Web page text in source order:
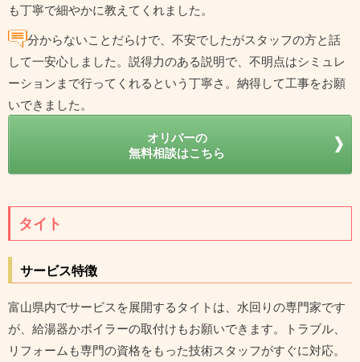
も丁寧で細やかに教えてくれました。
分からないことだらけで、不安でしたがスタッフの方と話
して一安心しました。説得力のある説明で、不明点はシミュレ
ーションまで行ってくれるという丁寧さ。納得して工事をお願
いできました。
オリバーの
無料相談はこちら
タイト
サービス特徴
富山県内でサービスを展開するタイトは、水回りの専門家です
が、給湯器かボイラーの取付けもお願いできます。トラブル、
リフォームも専門の資格をもった技術スタッフがすぐに対応。